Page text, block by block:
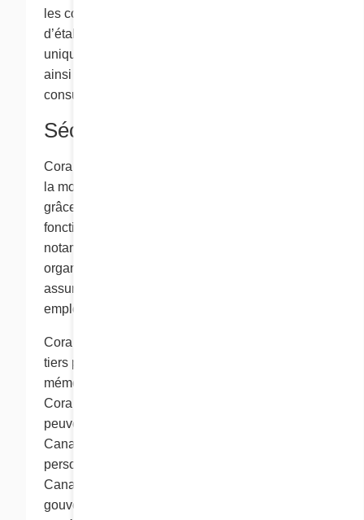
les cookies, les pixels-espions nous permettent
d’établir avec précision le nombre d’utilisateurs
uniques qui consultent une page en particulier,
ainsi que le nombre de fois que ces pages sont
consultées.
Sécurité
Cora se protège contre la perte, l’usage abusif et
la modification des renseignements personnels
grâce à des mesures de sécurité appropriées en
fonction de la sensibilité de l’information,
notamment en utilisant des mesures physiques,
organisationnelles et technologiques, et en
assurant une formation appropriée à ses
employés.
Cora peut engager des fournisseurs de services
tiers pour assurer l’hébergement, la
mémorisation et la conservation des données.
Cora ou ses fournisseurs de services tiers
peuvent alors utiliser des serveurs situés au
Canada ou à l'étranger. Vos renseignements
personnels peuvent être traités et stockés au
Canada ou dans un pays étranger, et les
gouvernements, les tribunaux ou les agences